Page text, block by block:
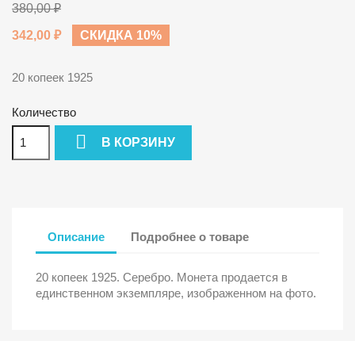
380,00 ₽
342,00 ₽
СКИДКА 10%
20 копеек 1925
Количество
 В КОРЗИНУ
Описание Подробнее о товаре
20 копеек 1925. Серебро. Монета продается в
единственном экземпляре, изображенном на фото.